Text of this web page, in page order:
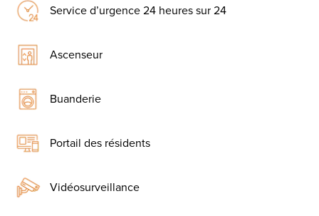
Service d’urgence 24 heures sur 24
Ascenseur
Buanderie
Portail des résidents
Vidéosurveillance